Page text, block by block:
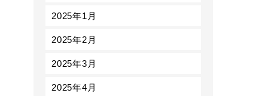
2025年1月
2025年2月
2025年3月
2025年4月